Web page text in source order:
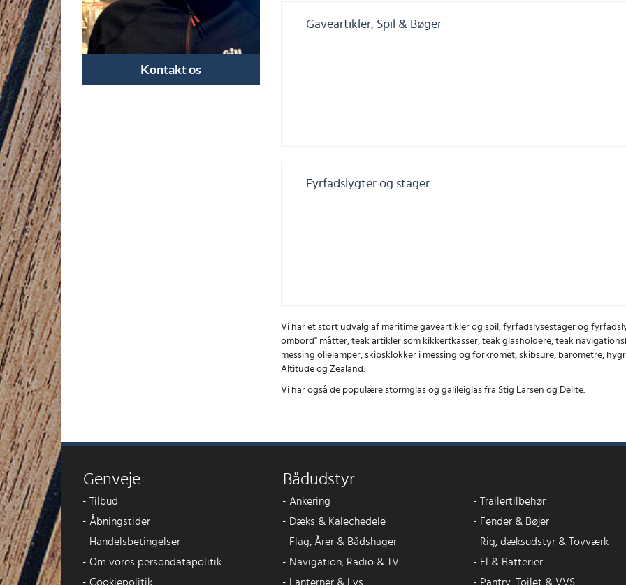
Kontakt os
Gaveartikler, Spil & Bøger
Fyrfadslygter og stager
Vi har et stort udvalg af maritime gaveartikler og spil, fyrfadslysestager og
ombord" måtter, teak artikler som kikkertkasser, teak glasholdere, teak
messing olielamper, skibsklokker i messing og forkromet, skibsure, barometre,
Altitude og Zealand.
Vi har også de populære stormglas og galileiglas fra Stig Larsen og Delite.
Genveje
- Tilbud
- Åbningstider
- Handelsbetingelser
- Om vores persondatapolitik
- Cookiepolitik
Bådudstyr
- Ankering - Trailertilbehør
- Dæks & Kalechedele - Fender & Bøjer
- Flag, Årer & Bådshager - Rig, dæksudstyr & Tovværk
- Navigation, Radio & TV - El & Batterier
-
Lanterner & Lys - Pantry, Toilet & VVS